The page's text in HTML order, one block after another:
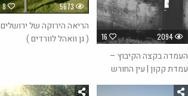
8 5673
הריאה הירוקה של ירושלים
( גן וואהל לוורדים )
16 2094
העמדה בקצה הקיבוץ –
עמדת קקון | עין החורש